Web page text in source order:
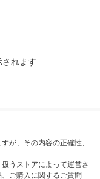
れます
が、その内容の正確性、
うストアによって運営さ
ご購入に関するご質問